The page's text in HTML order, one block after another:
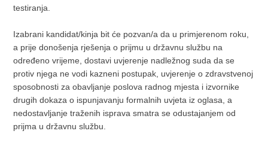
testiranja.
Izabrani kandidat/kinja bit će pozvan/a da u primjerenom roku,
a prije donošenja rješenja o prijmu u državnu službu na
određeno vrijeme, dostavi uvjerenje nadležnog suda da se
protiv njega ne vodi kazneni postupak, uvjerenje o zdravstvenoj
sposobnosti za obavljanje poslova radnog mjesta i izvornike
drugih dokaza o ispunjavanju formalnih uvjeta iz oglasa, a
nedostavljanje traženih isprava smatra se odustajanjem od
prijma u državnu službu.